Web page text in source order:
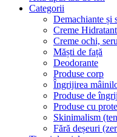
Categorii
Demachiante și
Creme
Creme ochi,
Măști de față
Deodorante
Produse corp
Îngrijirea
Produse de
Produse cu
Skinimalism
Fără deșeuri